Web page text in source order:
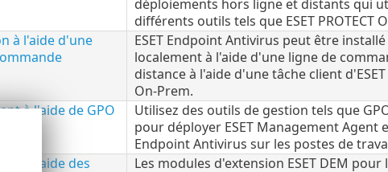
déploiements hors ligne et distants qui
différents outils tels que ESET PROTECT
à l'aide d'une
ESET Endpoint Antivirus peut être installé
localement à l'aide d'une ligne de
distance à l'aide d'une tâche client d'ESET
On-Prem.
à l'aide de GPO
Utilisez des outils de gestion tels que
pour déployer ESET Management Agent
Endpoint Antivirus sur les postes de
à l'aide des
Les modules d'extension ESET DEM pour